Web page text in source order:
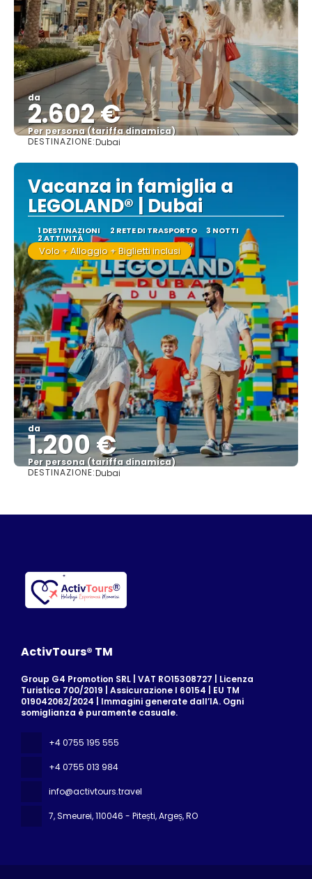
da
2.602 €
Per persona (tariffa dinamica)
DESTINAZIONE:Dubai
Vacanza in famiglia a
LEGOLAND® | Dubai
1 DESTINAZIONI 2 RETE DI TRASPORTO 3 NOTTI
2 ATTIVITÀ
Volo + Alloggio + Biglietti inclusi
da
1.200 €
Per persona (tariffa dinamica)
DESTINAZIONE:Dubai
ActivTours® TM
Group G4 Promotion SRL | VAT RO15308727 | Licenza
Turistica 700/2019 | Assicurazione I 60154 | EU TM
019042062/2024 | Immagini generate dall’IA. Ogni
somiglianza è puramente casuale.
+4 0755 195 555
+4 0755 013 984
info@activtours.travel
7, Smeurei, 110046 - Pitești, Argeș, RO